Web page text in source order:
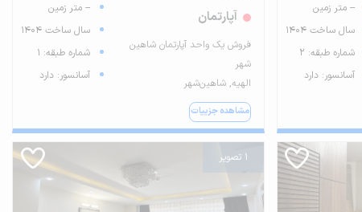
-- متر زمین
سال ساخت 1404
شماره طبقه: 2
آسانسور: دارد
آپارتمان
فروش یک واحد آپارتمان شاهین
شهر
الهیه, شاهین‌شهر
مشاهده جزییات
-- متر زمین
سال ساخت 1404
شماره طبقه: 1
آسانسور: دارد
1 تصویر